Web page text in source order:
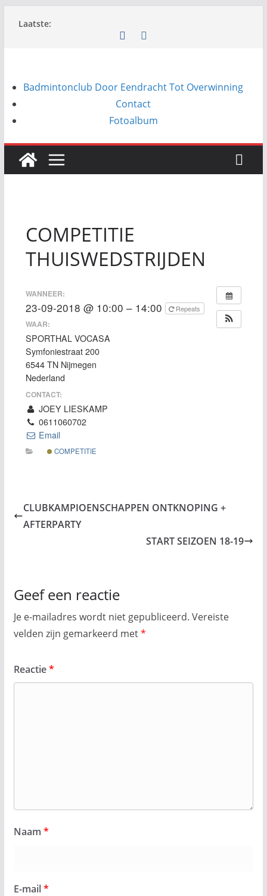
naar
Laatste:
Badmintonclub Door Eendracht Tot Overwinning
Contact
Fotoalbum
COMPETITIE
THUISWEDSTRIJDEN
WANNEER:
23-09-2018 @ 10:00 – 14:00 Repeats
WAAR:
SPORTHAL VOCASA
Symfoniestraat 200
6544 TN Nijmegen
Nederland
CONTACT:
JOEY LIESKAMP
0611060702
Email
COMPETITIE
CLUBKAMPIOENSCHAPPEN ONTKNOPING +
AFTERPARTY
START SEIZOEN 18-19
Geef een reactie
Je e-mailadres wordt niet gepubliceerd. Vereiste
velden zijn gemarkeerd met*
Reactie*
Naam *
E-mail*